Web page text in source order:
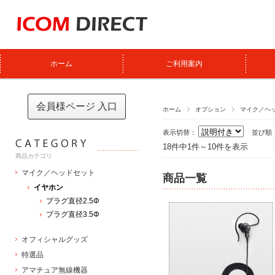
ホーム ご利用案内
ホーム オプション マイク／ヘ
表示切替： 並び順
18件中1件～10件を表示
商品一覧
会員様ページ 入口
商品カテゴリ
マイク／ヘッドセット
イヤホン
プラグ直径2.5Φ
プラグ直径3.5Φ
オフィシャルグッズ
特選品
アマチュア無線機器